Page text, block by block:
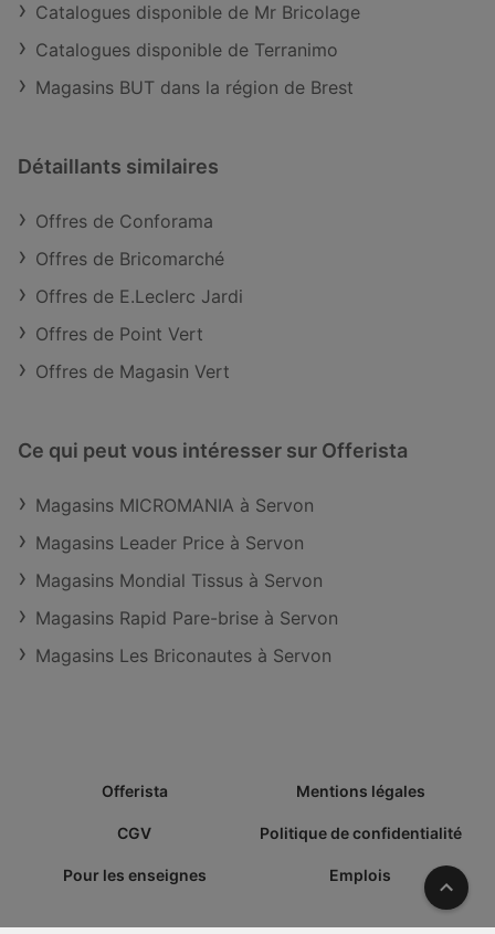
Catalogues disponible de Mr Bricolage
Catalogues disponible de Terranimo
Magasins BUT dans la région de Brest
Détaillants similaires
Offres de Conforama
Offres de Bricomarché
Offres de E.Leclerc Jardi
Offres de Point Vert
Offres de Magasin Vert
Ce qui peut vous intéresser sur Offerista
Magasins MICROMANIA à Servon
Magasins Leader Price à Servon
Magasins Mondial Tissus à Servon
Magasins Rapid Pare-brise à Servon
Magasins Les Briconautes à Servon
Offerista Mentions légales
CGV Politique de confidentialité
Pour les enseignes Emplois Vers